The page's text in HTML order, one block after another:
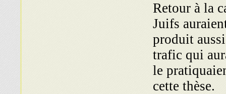
Retour à la
Juifs
produit
trafic qui
le
cette thèse.